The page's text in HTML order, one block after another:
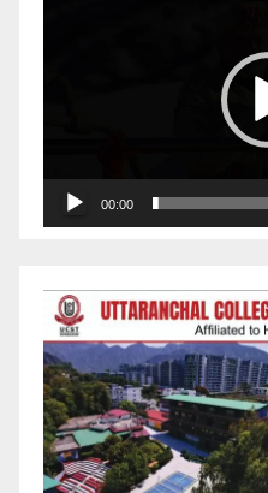
00:00